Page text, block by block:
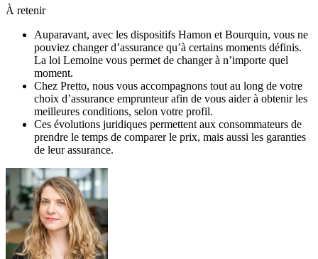
À retenir
Auparavant, avec les dispositifs Hamon et Bourquin, vous ne
pouviez changer d’assurance qu’à certains moments définis.
La loi Lemoine vous permet de changer à n’importe quel
moment.
Chez Pretto, nous vous accompagnons tout au long de votre
choix d’assurance emprunteur afin de vous aider à obtenir les
meilleures conditions, selon votre profil.
Ces évolutions juridiques permettent aux consommateurs de
prendre le temps de comparer le prix, mais aussi les garanties
de leur assurance.